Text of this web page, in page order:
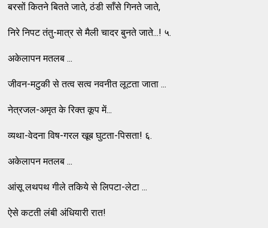
बरसों कितने बितते जाते, ठंडी साँसे गिनते जाते,
निरे निपट तंतु-मात्र से मैली चादर बुनते जाते...! ५.
अकेलापन मतलब ...
जीवन-मटुकी से तत्व सत्व नवनीत लूटता जाता ...
नेत्रजल-अमृत के रिक्त कूप में...
व्यथा-वेदना विष-गरल खूब घुटता-पिसता! ६.
अकेलापन मतलब ...
आंसू लथपथ गीले तकिये से लिपटा-लेटा ...
ऐसे कटती लंबी अंधियारी रात!